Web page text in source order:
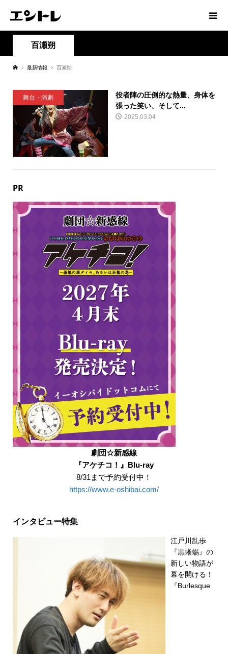
百瀬朔
最新情報 百瀬朔
舞台・演劇
役者陣の圧倒的な熱量、身体を
張った笑い、そして...
2025.03.04
PR
劇団☆新感線
『アケチコ！』Blu-ray
8/31まで予約受付中！
https://www.e-oshibai.com/
インタビュー特集
江戸川乱歩
『黒蜥蜴』の
新しい物語が
幕を開ける！
『Burlesque